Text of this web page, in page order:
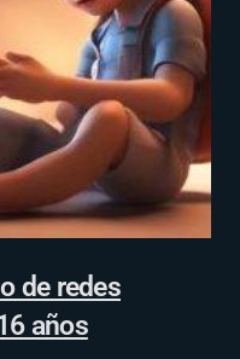
de redes
años